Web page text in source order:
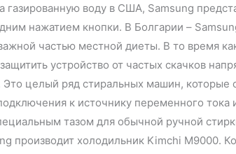
воду в США, Samsung
нажатием кнопки. В Болгарии –
частью местной диеты. В то время
устройство от частых скачков
целый ряд стиральных машин, которые
к источнику переменного тока
тазом для обычной ручной
производит холодильник Kimchi M9000.